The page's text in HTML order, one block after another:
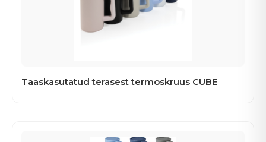
Taaskasutatud terasest termoskruus CUBE